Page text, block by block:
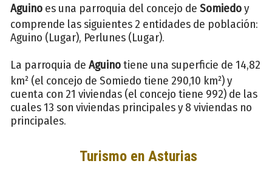
Aguino es una parroquia del concejo de Somiedoy
comprende las siguientes 2 entidades de población:
Aguino (Lugar), Perlunes (Lugar).
La parroquia de Aguinotiene una superficie de 14,82
km² (el concejo de Somiedo tiene 290,10 km²) y
cuenta con 21 viviendas (el concejo tiene 992) de las
cuales 13 son viviendas principales y 8 viviendas no
principales.